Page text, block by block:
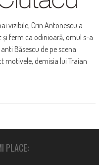
vizibile, Crin Antonescu a
ferm ca odinioară, omul s-a
Băsescu de pe scena
motivele, demisia lui Traian
PLACE: